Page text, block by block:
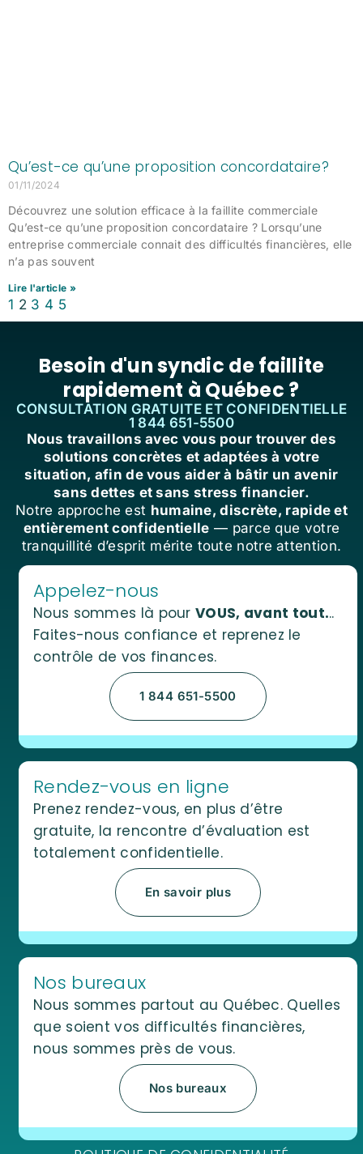
Qu’est-ce qu’une proposition concordataire?
01/11/2024
Découvrez une solution efficace à la faillite commerciale
Qu’est-ce qu’une proposition concordataire ? Lorsqu’une
entreprise commerciale connait des difficultés financières, elle
n’a pas souvent
Lire l'article »
1 2 3 4 5
Besoin d'un syndic de faillite
rapidement à Québec ?
CONSULTATION GRATUITE ET CONFIDENTIELLE
1 844 651-5500
Nous travaillons avec vous pour trouver des
solutions concrètes et adaptées à votre
situation, afin de vous aider à bâtir un avenir
sans dettes et sans stress financier.
Notre approche est humaine, discrète, rapide et
entièrement confidentielle — parce que votre
tranquillité d’esprit mérite toute notre attention.
Appelez-nous
Nous sommes là pour VOUS, avant tout...
Faites-nous confiance et reprenez le
contrôle de vos finances.
1 844 651-5500
Rendez-vous en ligne
Prenez rendez-vous, en plus d’être
gratuite, la rencontre d’évaluation est
totalement confidentielle.
En savoir plus
Nos bureaux
Nous sommes partout au Québec. Quelles
que soient vos difficultés financières,
nous sommes près de vous.
Nos bureaux